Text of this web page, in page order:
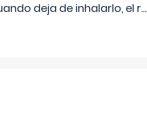
deja de inhalarlo, el r...